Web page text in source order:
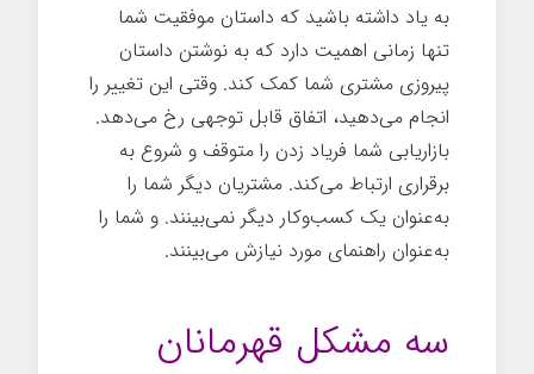
به یاد داشته باشید که داستان موفقیت شما
تنها زمانی اهمیت دارد که به نوشتن داستان
پیروزی مشتری شما کمک کند. وقتی این تغییر را
انجام می‌دهید، اتفاق قابل توجهی رخ می‌دهد.
بازاریابی شما فریاد زدن را متوقف و شروع به
برقراری ارتباط می‌کند. مشتریان دیگر شما را
به‌عنوان یک کسب‌وکار دیگر نمی‌بینند. و شما را
به‌عنوان راهنمای مورد نیازش می‌بینند.
سه مشکل قهرمانان